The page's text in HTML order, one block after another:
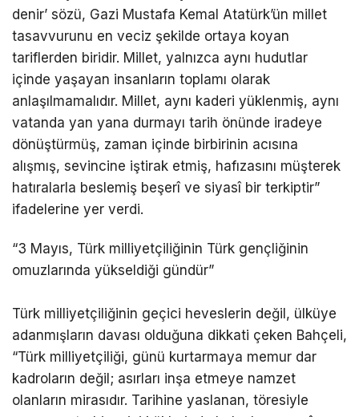
denir’ sözü, Gazi Mustafa Kemal Atatürk’ün millet
tasavvurunu en veciz şekilde ortaya koyan
tariflerden biridir. Millet, yalnızca aynı hudutlar
içinde yaşayan insanların toplamı olarak
anlaşılmamalıdır. Millet, aynı kaderi yüklenmiş, aynı
vatanda yan yana durmayı tarih önünde iradeye
dönüştürmüş, zaman içinde birbirinin acısına
alışmış, sevincine iştirak etmiş, hafızasını müşterek
hatıralarla beslemiş beşerî ve siyasî bir terkiptir”
ifadelerine yer verdi.
“3 Mayıs, Türk milliyetçiliğinin Türk gençliğinin
omuzlarında yükseldiği gündür”
Türk milliyetçiliğinin geçici heveslerin değil, ülküye
adanmışların davası olduğuna dikkati çeken Bahçeli,
“Türk milliyetçiliği, günü kurtarmaya memur dar
kadroların değil; asırları inşa etmeye namzet
olanların mirasıdır. Tarihine yaslanan, töresiyle